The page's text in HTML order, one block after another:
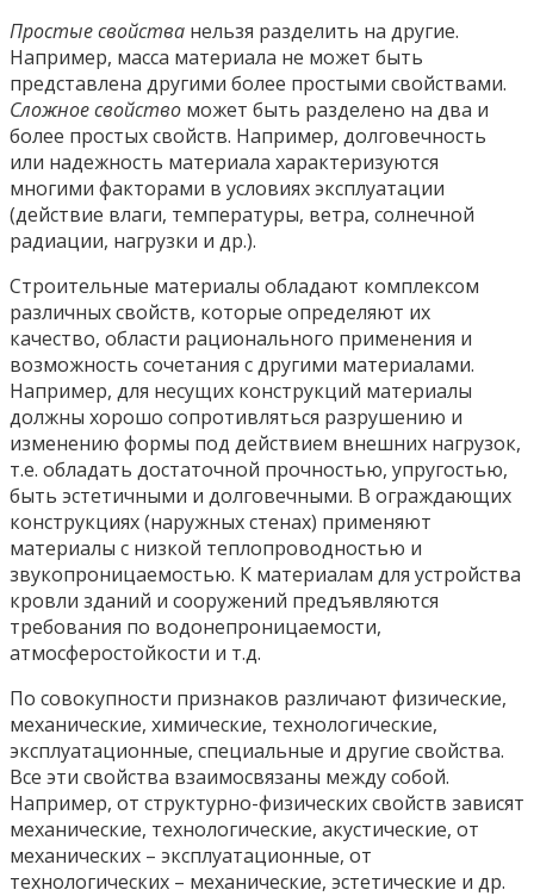
Простые свойства нельзя разделить на другие.
Например, масса материала не может быть
представлена другими более простыми свойствами.
Сложное свойство может быть разделено на два и
более простых свойств. Например, долговечность
или надежность материала характеризуются
многими факторами в условиях эксплуатации
(действие влаги, температуры, ветра, солнечной
радиации, нагрузки и др.).
Строительные материалы обладают комплексом
различных свойств, которые определяют их
качество, области рационального применения и
возможность сочетания с другими материалами.
Например, для несущих конструкций материалы
должны хорошо сопротивляться разрушению и
изменению формы под действием внешних нагрузок,
т.е. обладать достаточной прочностью, упругостью,
быть эстетичными и долговечными. В ограждающих
конструкциях (наружных стенах) применяют
материалы с низкой теплопроводностью и
звукопроницаемостью. К материалам для устройства
кровли зданий и сооружений предъявляются
требования по водонепроницаемости,
атмосферостойкости и т.д.
По совокупности признаков различают физические,
механические, химические, технологические,
эксплуатационные, специальные и другие свойства.
Все эти свойства взаимосвязаны между собой.
Например, от структурно-физических свойств зависят
механические, технологические, акустические, от
механических – эксплуатационные, от
технологических – механические, эстетические и др.